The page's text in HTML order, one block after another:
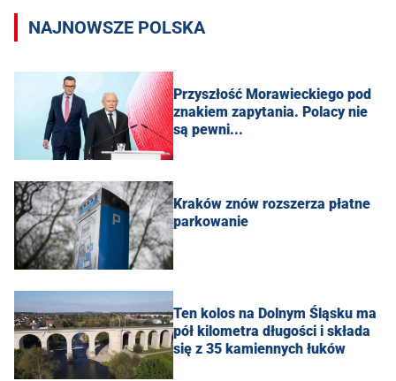
NAJNOWSZE POLSKA
Przyszłość Morawieckiego pod
znakiem zapytania. Polacy nie
są pewni...
Kraków znów rozszerza płatne
parkowanie
Ten kolos na Dolnym Śląsku ma
pół kilometra długości i składa
się z 35 kamiennych łuków